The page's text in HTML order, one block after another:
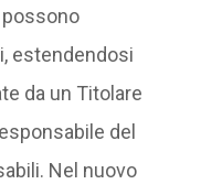
estendendosi
da un Titolare
del
Nel nuovo